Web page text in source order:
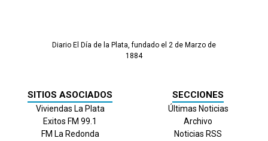
Diario El Día de la Plata, fundado el 2 de Marzo de
1884
SITIOS ASOCIADOS
Viviendas La Plata
Exitos FM 99.1
FM La Redonda
SECCIONES
Últimas Noticias
Archivo
Noticias RSS